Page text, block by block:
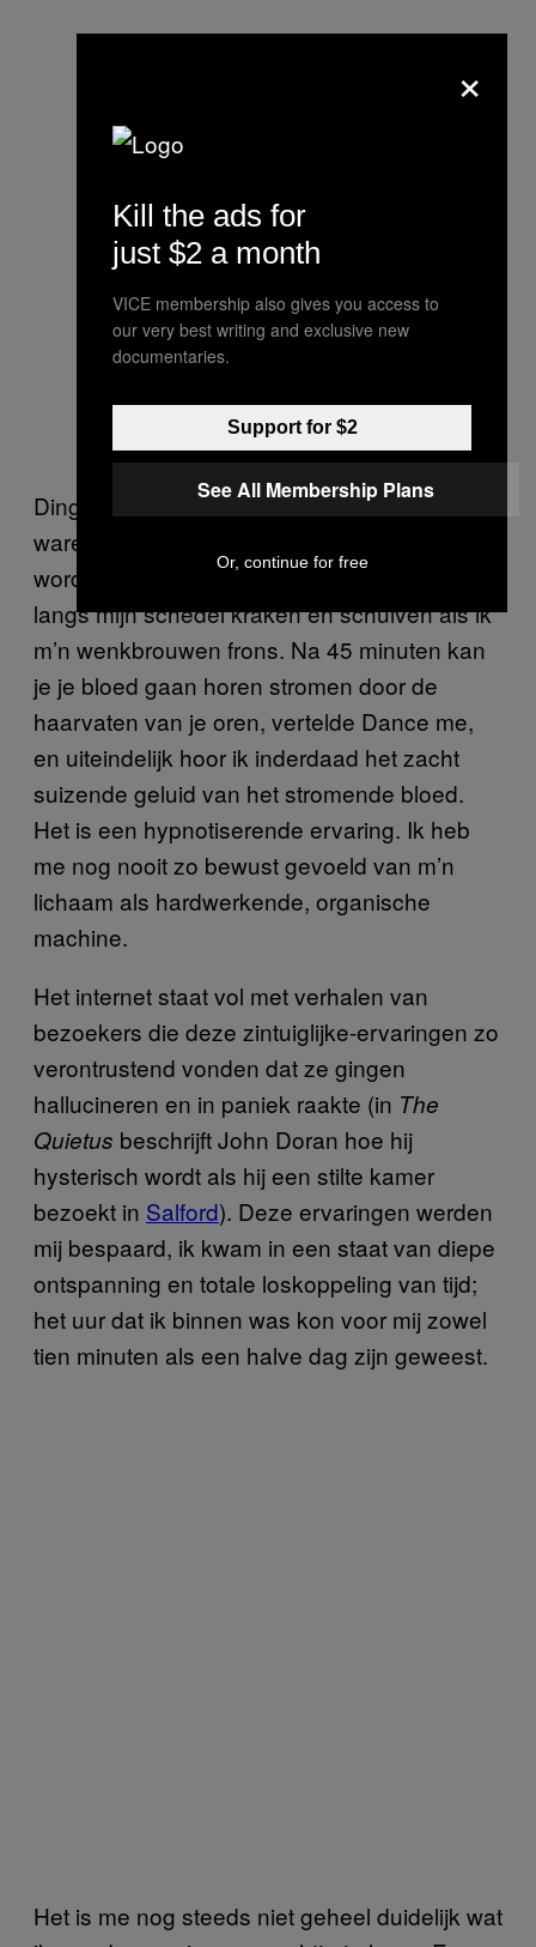
Dingen die voorheen gewoon een gevoel
waren – vertering, ontspannen spieren –
worden steeds hoorbaarder. Ik hoor mijn huid
langs mijn schedel kraken en schuiven als ik
m’n wenkbrouwen frons. Na 45 minuten kan
je je bloed gaan horen stromen door de
haarvaten van je oren, vertelde Dance me,
en uiteindelijk hoor ik inderdaad het zacht
suizende geluid van het stromende bloed.
Het is een hypnotiserende ervaring. Ik heb
me nog nooit zo bewust gevoeld van m’n
lichaam als hardwerkende, organische
machine.
Het internet staat vol met verhalen van
bezoekers die deze zintuiglijke-ervaringen zo
verontrustend vonden dat ze gingen
hallucineren en in paniek raakte (in The
Quietus beschrijft John Doran hoe hij
hysterisch wordt als hij een stilte kamer
bezoekt in Salford). Deze ervaringen werden
mij bespaard, ik kwam in een staat van diepe
ontspanning en totale loskoppeling van tijd;
het uur dat ik binnen was kon voor mij zowel
tien minuten als een halve dag zijn geweest.
Het is me nog steeds niet geheel duidelijk wat
×
Kill the ads for
just $2 a month
VICE membership also gives you access to
our very best writing and exclusive new
documentaries.
Support for $2
See All Membership Plans
Or, continue for free